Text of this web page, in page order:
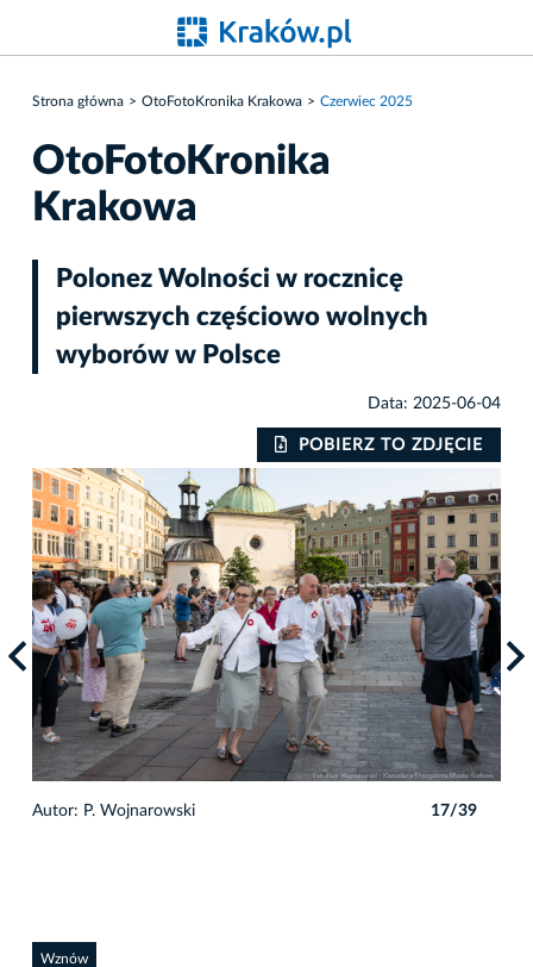
Strona główna OtoFotoKronika Krakowa Czerwiec 2025
OtoFotoKronika
Krakowa
Polonez Wolności w rocznicę
pierwszych częściowo wolnych
wyborów w Polsce
Data: 2025-06-04
POBIERZ TO ZDJĘCIE
Autor: P. Wojnarowski 17/39
Wznów